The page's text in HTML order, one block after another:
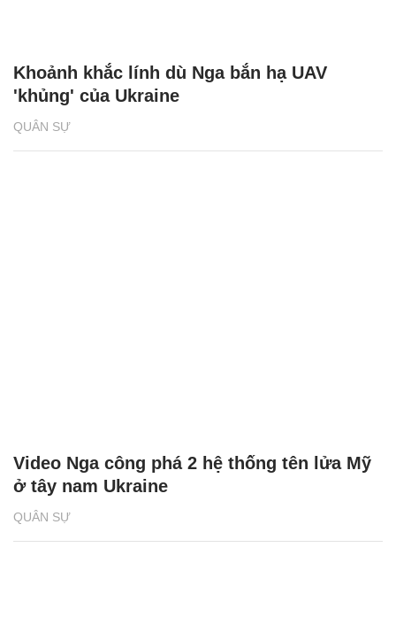
QUÂN SỰ
Khoảnh khắc lính dù Nga bắn hạ UAV
'khủng' của Ukraine
QUÂN SỰ
Video Nga công phá 2 hệ thống tên lửa Mỹ
ở tây nam Ukraine